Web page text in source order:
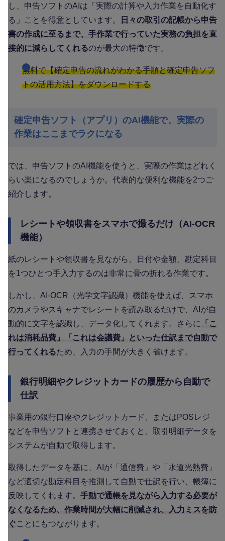
し、申告ソフトのAIは「実際の計算や入力作業を自動化す
る」ことを得意としています。
日々の取引の記帳から申告
書の作成に至るまで、手作業で行っていた実務の負担を直
接的に減らしてくれるのが最大の特徴です。
無料で【確定申告の流れがわかる手順と確定申告ソフ
トの活用方法】をダウンロードする
確定申告ソフト（アプリ）のAI機能で、実際の
作業はここまでラクになる
では、申告ソフトのAI機能を使うと、実際の作業はどれく
らい楽になるのでしょうか。代表的な便利な機能を2つご
紹介します。
レシートや領収書をスマホで撮るだけ（AI-OCR
機能）
紙のレシートや領収書を見ながら、日付や金額、勘定科目
を1つひとつ手入力するのは非常に骨の折れる作業です。
しかし、AI-OCR（光学文字認識）機能を使えば、スマホ
のカメラやスキャナでレシートを読み取るだけで、AIが自
動的に文字を認識し、データ化してくれます。さらに
「こ
れは消耗品費」「これは会議費」といった仕訳まで自動で
行ってくれるため、入力の手間が大きく省けます。
銀行明細やクレジットカードの履歴から自動で
仕訳
事業用の銀行口座やクレジットカード、またはPOSレジ
などを申告ソフトと連携させておくと、取引明細データを
システムが自動で取得します。
取得したデータを基に、AIが「通信費」や「水道光熱費」
など適切な勘定科目を推測して自動で仕訳を行い、帳簿に
反映してくれます。 手動で通帳を見ながら入力する必要が
なくなるため、作業時間が大幅に削減され、入力ミスを防
ぐことにもつながります。